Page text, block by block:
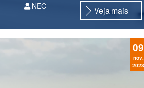
No setor de saúde, a segurança e
a proteção de dados são
fundamentais, não apenas pela
NEC Veja mais
09
nov.
2023